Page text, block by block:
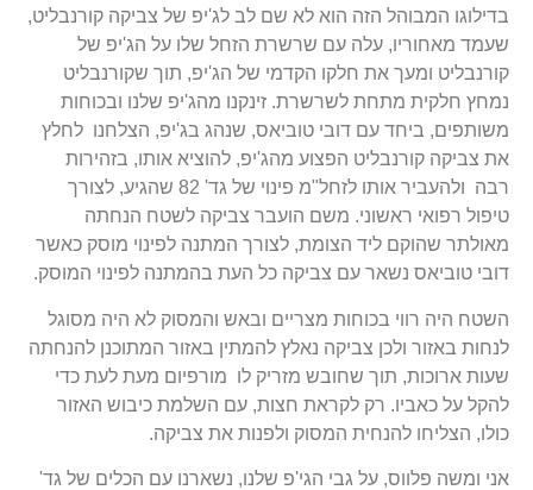
בדילוגו המבוהל הזה הוא לא שם לב לג'יפ של צביקה קורנבליט,
שעמד מאחוריו, עלה עם שרשרת הזחל שלו על הג'יפ של
קורנבליט ומעך את חלקו הקדמי של הג'יפ, תוך שקורנבליט
נמחץ חלקית מתחת לשרשרת. זינקנו מהג'יפ שלנו ובכוחות
משותפים, ביחד עם דובי טוביאס, שנהג בג'יפ, הצלחנו לחלץ
את צביקה קורנבליט הפצוע מהג'יפ, להוציא אותו, בזהירות
רבה ולהעביר אותו לזחל"מ פינוי של גד' 82 שהגיע, לצורך
טיפול רפואי ראשוני. משם הועבר צביקה לשטח הנחתה
מאולתר שהוקם ליד הצומת, לצורך המתנה לפינוי מוסק כאשר
דובי טוביאס נשאר עם צביקה כל העת בהמתנה לפינוי המוסק.
השטח היה רווי בכוחות מצריים ובאש והמסוק לא היה מסוגל
לנחות באזור ולכן צביקה נאלץ להמתין באזור המתוכנן להנחתה
שעות ארוכות, תוך שחובש מזריק לו מורפיום מעת לעת כדי
להקל על כאביו. רק לקראת חצות, עם השלמת כיבוש האזור
כולו, הצליחו להנחית המסוק ולפנות את צביקה.
אני ומשה פלווס, על גבי הגי'פ שלנו, נשארנו עם הכלים של גד'